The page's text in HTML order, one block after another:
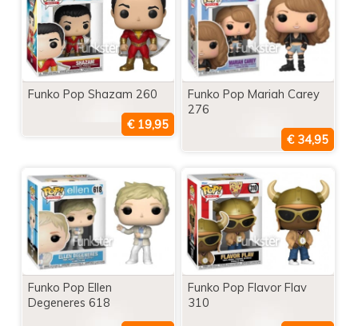
Funko Pop Shazam 260
Funko Pop Mariah Carey
276
Funko Pop Ellen
Degeneres 618
Funko Pop Flavor Flav
310